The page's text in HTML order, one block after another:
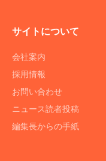
サイトについて
会社案内
採用情報
お問い合わせ
ニュース読者投稿
編集長からの手紙